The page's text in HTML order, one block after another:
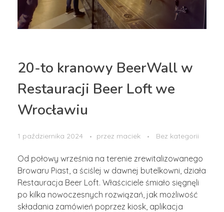
20-to kranowy BeerWall w
Restauracji Beer Loft we
Wrocławiu
1 października 2024 przez maciek Bez kategorii
Od połowy września na terenie zrewitalizowanego
Browaru Piast, a ściślej w dawnej butelkowni, działa
Restauracja Beer Loft. Właściciele śmiało sięgnęli
po kilka nowoczesnych rozwiązań, jak możliwość
składania zamówień poprzez kiosk, aplikacja